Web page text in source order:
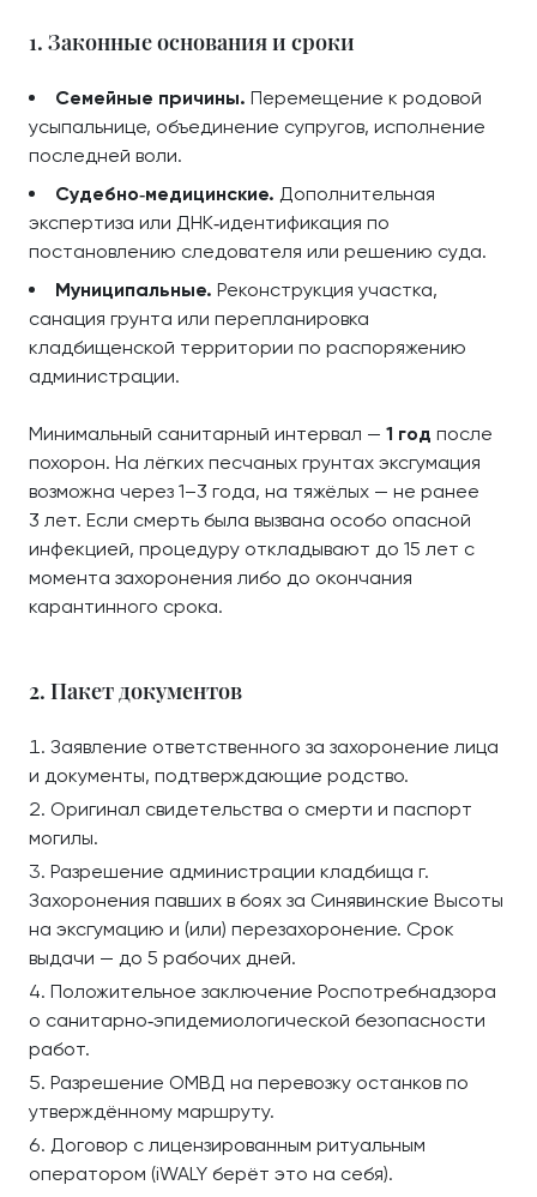
1. Законные основания и сроки
Семейные причины. Перемещение к родовой
усыпальнице, объединение супругов, исполнение
последней воли.
Судебно‑медицинские. Дополнительная
экспертиза или ДНК‑идентификация по
постановлению следователя или решению суда.
Муниципальные. Реконструкция участка,
санация грунта или перепланировка
кладбищенской территории по распоряжению
администрации.
Минимальный санитарный интервал — 1 год после
похорон. На лёгких песчаных грунтах эксгумация
возможна через 1–3 года, на тяжёлых — не ранее
3 лет. Если смерть была вызвана особо опасной
инфекцией, процедуру откладывают до 15 лет с
момента захоронения либо до окончания
карантинного срока.
2. Пакет документов
Заявление ответственного за захоронение лица
и документы, подтверждающие родство.
Оригинал свидетельства о смерти и паспорт
могилы.
Разрешение администрации кладбища г.
Захоронения павших в боях за Синявинские Высоты
на эксгумацию и (или) перезахоронение. Срок
выдачи — до 5 рабочих дней.
Положительное заключение Роспотребнадзора
о санитарно‑эпидемиологической безопасности
работ.
Разрешение ОМВД на перевозку останков по
утверждённому маршруту.
Договор с лицензированным ритуальным
оператором (iWALY берёт это на себя).